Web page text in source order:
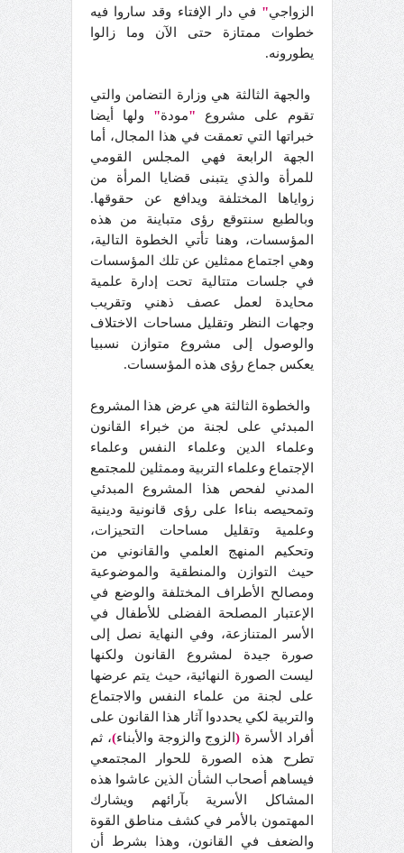
الزواجي" في دار الإفتاء وقد ساروا فيه
خطوات ممتازة حتى الآن وما زالوا
يطورونه.
والجهة الثالثة هي وزارة التضامن والتي
تقوم على مشروع "مودة" ولها أيضا
خبراتها التي تعمقت في هذا المجال، أما
الجهة الرابعة فهي المجلس القومي
للمرأة والذي يتبنى قضايا المرأة من
زواياها المختلفة ويدافع عن حقوقها.
وبالطبع سنتوقع رؤى متباينة من هذه
المؤسسات، وهنا تأتي الخطوة التالية،
وهي اجتماع ممثلين عن تلك المؤسسات
في جلسات متتالية تحت إدارة علمية
محايدة لعمل عصف ذهني وتقريب
وجهات النظر وتقليل مساحات الاختلاف
والوصول إلى مشروع متوازن نسبيا
يعكس جماع رؤى هذه المؤسسات.
والخطوة الثالثة هي عرض هذا المشروع
المبدئي على لجنة من خبراء القانون
وعلماء الدين وعلماء النفس وعلماء
الإجتماع وعلماء التربية وممثلين للمجتمع
المدني لفحص هذا المشروع المبدئي
وتمحيصه بناءا على رؤى قانونية ودينية
وعلمية وتقليل مساحات التحيزات،
وتحكيم المنهج العلمي والقانوني من
حيث التوازن والمنطقية والموضوعية
ومصالح الأطراف المختلفة والوضع في
الإعتبار المصلحة الفضلى للأطفال في
الأسر المتنازعة، وفي النهاية نصل إلى
صورة جيدة لمشروع القانون ولكنها
ليست الصورة النهائية، حيث يتم عرضها
على لجنة من علماء النفس والاجتماع
والتربية لكي يحددوا آثار هذا القانون على
أفراد الأسرة (الزوج والزوجة والأبناء)، ثم
تطرح هذه الصورة للحوار المجتمعي
فيساهم أصحاب الشأن الذين عاشوا هذه
المشاكل الأسرية بآرائهم ويشارك
المهتمون بالأمر في كشف مناطق القوة
والضعف في القانون، وهذا بشرط أن